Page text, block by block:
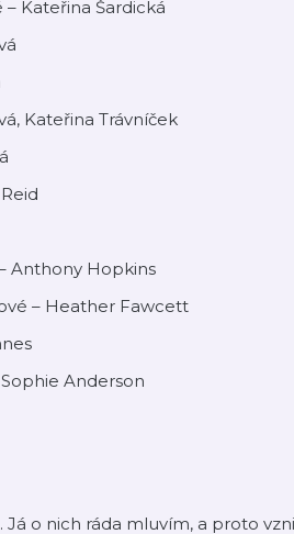
Šardická
Kateřina Trávníček
Hopkins
– Heather Fawcett
Anderson
Já o nich ráda mluvím, a proto